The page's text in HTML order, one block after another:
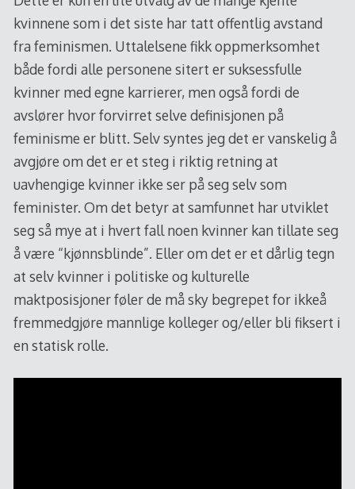
kvinnene som i det siste har tatt offentlig avstand
fra feminismen. Uttalelsene fikk oppmerksomhet
både fordi alle personene sitert er suksessfulle
kvinner med egne karrierer, men også fordi de
avslører hvor forvirret selve definisjonen på
feminisme er blitt. Selv syntes jeg det er vanskelig å
avgjøre om det er et steg i riktig retning at
uavhengige kvinner ikke ser på seg selv som
feminister. Om det betyr at samfunnet har utviklet
seg så mye at i hvert fall noen kvinner kan tillate seg
å være “kjønnsblinde”. Eller om det er et dårlig tegn
at selv kvinner i politiske og kulturelle
maktposisjoner føler de må sky begrepet for ikkeå
fremmedgjøre mannlige kolleger og/eller bli fiksert i
en statisk rolle.